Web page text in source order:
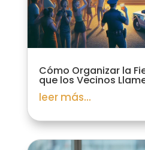
Cómo Organizar la
que los Vecinos
leer más...